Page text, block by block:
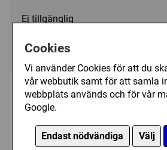
Cookies
Vi använder Cookies för att du
vår webbutik samt för att samla
webbplats används och för vår
Google.
Endast nödvändiga Välj
Ej tillgänglig
Speltyp: Kortspel,Familjespel
Kategori: Sport,Samtidigt
Tillverkare:
Länkar:
Regler, Tillverkarens
BoardGameGeek
Plastfickor till Slapshot
Det är totalt 54 st kort som